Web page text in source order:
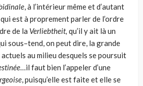
, à l’intérieur même et d’autant
est à proprement parler de l’ordre
de la Verliebtheit, qu’il y ait là un
sous–tend, on peut dire, la grande
au milieu desquels se poursuit
…il faut bien l’appeler d’une
, puisqu’elle est faite et elle se